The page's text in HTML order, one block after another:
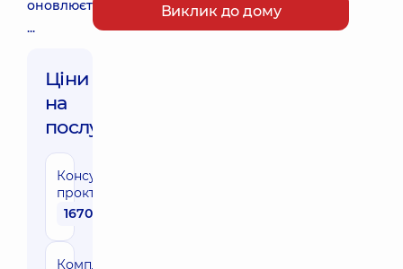
оновлюється
...
Ціни
на
послуги:
Консультація
проктолога
1670 грн
Комплексна
Виклик до дому